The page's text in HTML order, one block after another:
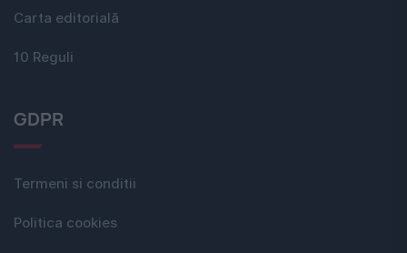
Carta editorială
10 Reguli
GDPR
Termeni si conditii
Politica cookies